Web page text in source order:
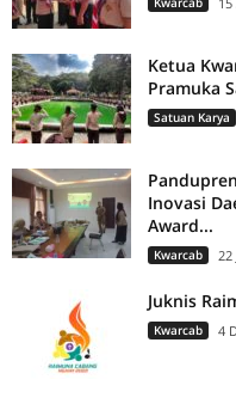
Ketua
Pramuka
Satuan Karya
Inovasi
Award...
Kwarcab 22
Juknis
Kwarcab 4